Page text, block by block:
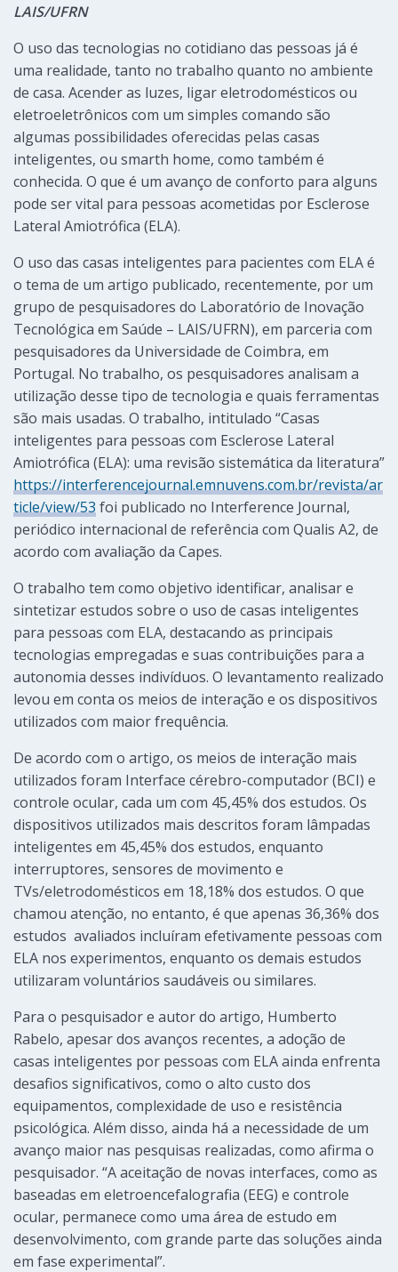
LAIS/UFRN
O uso das tecnologias no cotidiano das pessoas já é
uma realidade, tanto no trabalho quanto no ambiente
de casa. Acender as luzes, ligar eletrodomésticos ou
eletroeletrônicos com um simples comando são
algumas possibilidades oferecidas pelas casas
inteligentes, ou smarth home, como também é
conhecida. O que é um avanço de conforto para alguns
pode ser vital para pessoas acometidas por Esclerose
Lateral Amiotrófica (ELA).
O uso das casas inteligentes para pacientes com ELA é
o tema de um artigo publicado, recentemente, por um
grupo de pesquisadores do Laboratório de Inovação
Tecnológica em Saúde – LAIS/UFRN), em parceria com
pesquisadores da Universidade de Coimbra, em
Portugal. No trabalho, os pesquisadores analisam a
utilização desse tipo de tecnologia e quais ferramentas
são mais usadas. O trabalho, intitulado “Casas
inteligentes para pessoas com Esclerose Lateral
Amiotrófica (ELA): uma revisão sistemática da literatura”
https://interferencejournal.emnuvens.com.br/revista/ar
ticle/view/53 foi publicado no Interference Journal,
periódico internacional de referência com Qualis A2, de
acordo com avaliação da Capes.
O trabalho tem como objetivo identificar, analisar e
sintetizar estudos sobre o uso de casas inteligentes
para pessoas com ELA, destacando as principais
tecnologias empregadas e suas contribuições para a
autonomia desses indivíduos. O levantamento realizado
levou em conta os meios de interação e os dispositivos
utilizados com maior frequência.
De acordo com o artigo, os meios de interação mais
utilizados foram Interface cérebro-computador (BCI) e
controle ocular, cada um com 45,45% dos estudos. Os
dispositivos utilizados mais descritos foram lâmpadas
inteligentes em 45,45% dos estudos, enquanto
interruptores, sensores de movimento e
TVs/eletrodomésticos em 18,18% dos estudos. O que
chamou atenção, no entanto, é que apenas 36,36% dos
estudos avaliados incluíram efetivamente pessoas com
ELA nos experimentos, enquanto os demais estudos
utilizaram voluntários saudáveis ou similares.
Para o pesquisador e autor do artigo, Humberto
Rabelo, apesar dos avanços recentes, a adoção de
casas inteligentes por pessoas com ELA ainda enfrenta
desafios significativos, como o alto custo dos
equipamentos, complexidade de uso e resistência
psicológica. Além disso, ainda há a necessidade de um
avanço maior nas pesquisas realizadas, como afirma o
pesquisador. “A aceitação de novas interfaces, como as
baseadas em eletroencefalografia (EEG) e controle
ocular, permanece como uma área de estudo em
desenvolvimento, com grande parte das soluções ainda
em fase experimental”.